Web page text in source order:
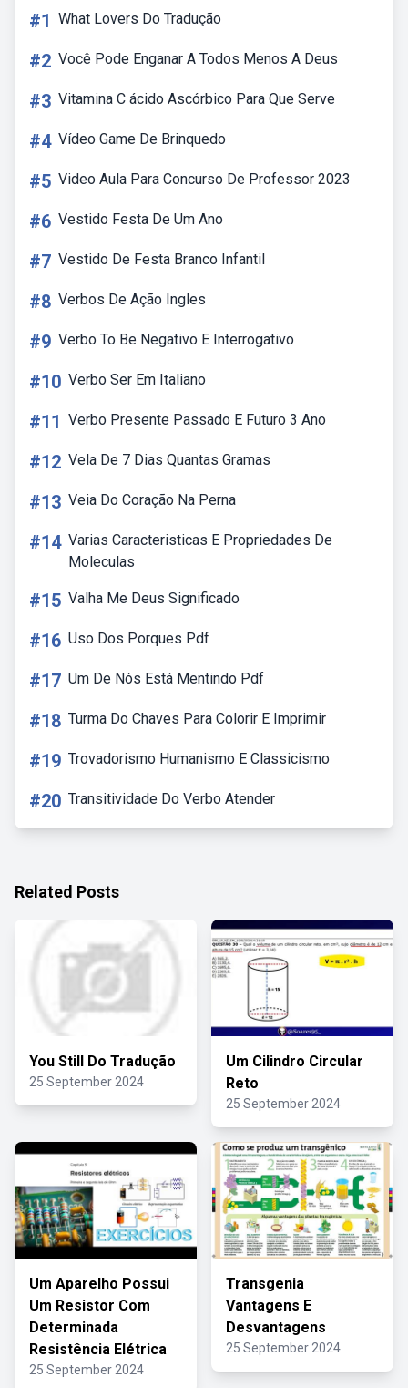
#1 What Lovers Do Tradução
#2 Você Pode Enganar A Todos Menos A Deus
#3 Vitamina C ácido Ascórbico Para Que Serve
#4 Vídeo Game De Brinquedo
#5 Video Aula Para Concurso De Professor 2023
#6 Vestido Festa De Um Ano
#7 Vestido De Festa Branco Infantil
#8 Verbos De Ação Ingles
#9 Verbo To Be Negativo E Interrogativo
#10 Verbo Ser Em Italiano
#11 Verbo Presente Passado E Futuro 3 Ano
#12 Vela De 7 Dias Quantas Gramas
#13 Veia Do Coração Na Perna
#14 Varias Caracteristicas E Propriedades De
Moleculas
#15 Valha Me Deus Significado
#16 Uso Dos Porques Pdf
#17 Um De Nós Está Mentindo Pdf
#18 Turma Do Chaves Para Colorir E Imprimir
#19 Trovadorismo Humanismo E Classicismo
#20 Transitividade Do Verbo Atender
Related Posts
You Still Do Tradução
25 September 2024
Um Cilindro Circular
Reto
25 September 2024
Um Aparelho Possui
Um Resistor Com
Determinada
Resistência Elétrica
25 September 2024
Transgenia
Vantagens E
Desvantagens
25 September 2024